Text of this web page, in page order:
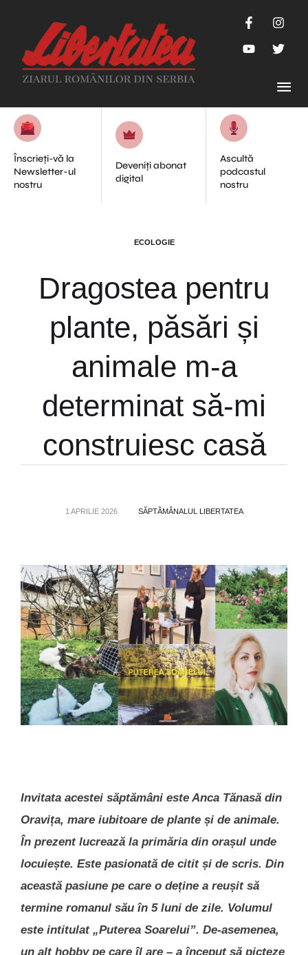
Înscrieți-vă la
Newsletter-ul
nostru
Deveniți abonat
digital
Ascultă
podcastul
nostru
ECOLOGIE
Dragostea pentru
plante, păsări și
animale m-a
determinat să-mi
construiesc casă
1 APRILIE 2026 SĂPTĂMÂNALUL LIBERTATEA
Invitata acestei săptămâni este Anca Tănasă din
Oravița, mare iubitoare de plante și de animale.
În prezent lucrează la primăria din orașul unde
locuiește. Este pasionată de citit și de scris. Din
această pasiune pe care o deține a reușit să
termine romanul său în 5 luni de zile. Volumul
este intitulat „Puterea Soarelui”. De-asemenea,
un alt hobby pe care îl are – a început să picteze